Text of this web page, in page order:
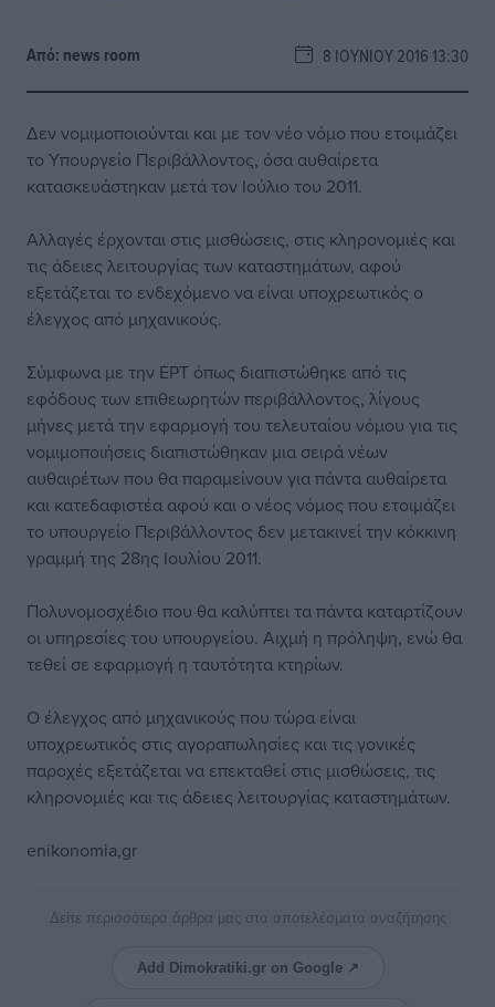
Από: news room 8 ΙΟΥΝΊΟΥ 2016 13:30
Δεν νομιμοποιούνται και με τον νέο νόμο που ετοιμάζει
το Υπουργείο Περιβάλλοντος, όσα αυθαίρετα
κατασκευάστηκαν μετά τον Ιούλιο του 2011.
Αλλαγές έρχονται στις μισθώσεις, στις κληρονομιές και
τις άδειες λειτουργίας των καταστημάτων, αφού
εξετάζεται το ενδεχόμενο να είναι υποχρεωτικός ο
έλεγχος από μηχανικούς.
Σύμφωνα με την ΕΡΤ όπως διαπιστώθηκε από τις
εφόδους των επιθεωρητών περιβάλλοντος, λίγους
μήνες μετά την εφαρμογή του τελευταίου νόμου για τις
νομιμοποιήσεις διαπιστώθηκαν μια σειρά νέων
αυθαιρέτων που θα παραμείνουν για πάντα αυθαίρετα
και κατεδαφιστέα αφού και ο νέος νόμος που ετοιμάζει
το υπουργείο Περιβάλλοντος δεν μετακινεί την κόκκινη
γραμμή της 28ης Ιουλίου 2011.
Πολυνομοσχέδιο που θα καλύπτει τα πάντα καταρτίζουν
οι υπηρεσίες του υπουργείου. Αιχμή η πρόληψη, ενώ θα
τεθεί σε εφαρμογή η ταυτότητα κτηρίων.
Ο έλεγχος από μηχανικούς που τώρα είναι
υποχρεωτικός στις αγοραπωλησίες και τις γονικές
παροχές εξετάζεται να επεκταθεί στις μισθώσεις, τις
κληρονομιές και τις άδειες λειτουργίας καταστημάτων.
enikonomia,gr
Δείτε περισσότερα άρθρα μας στα αποτελέσματα αναζήτησης
Add Dimokratiki.gr on Google ↗